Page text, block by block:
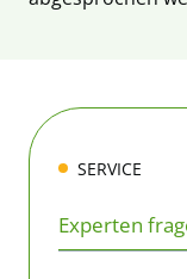
SERVICE
Experten